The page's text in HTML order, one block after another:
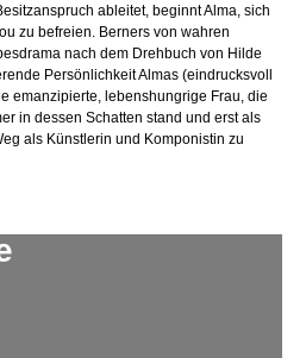
ableitet, beginnt Alma, sich
zu befreien. Berners von wahren
nach dem Drehbuch von Hilde
Persönlichkeit Almas (eindrucksvoll
emanzipierte, lebenshungrige Frau, die
in dessen Schatten stand und erst als
als Künstlerin und Komponistin zu